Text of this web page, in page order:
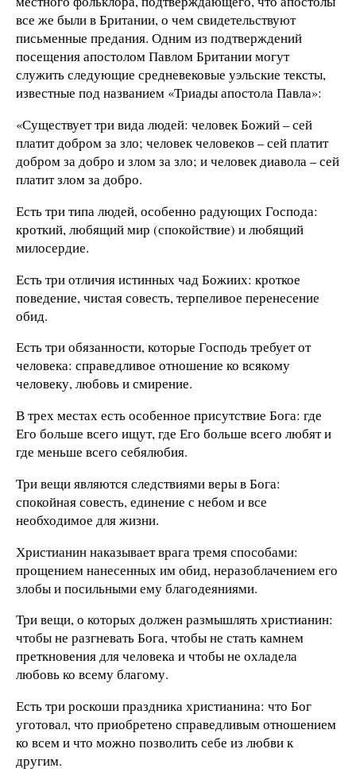
все же были в Британии, о чем свидетельствуют
письменные предания. Одним из подтверждений
посещения апостолом Павлом Британии могут
служить следующие средневековые уэльские тексты,
известные под названием «Триады апостола Павла»:
«Существует три вида людей: человек Божий – сей
платит добром за зло; человек человеков – сей платит
добром за добро и злом за зло; и человек диавола – сей
платит злом за добро.
Есть три типа людей, особенно радующих Господа:
кроткий, любящий мир (спокойствие) и любящий
милосердие.
Есть три отличия истинных чад Божиих: кроткое
поведение, чистая совесть, терпеливое перенесение
обид.
Есть три обязанности, которые Господь требует от
человека: справедливое отношение ко всякому
человеку, любовь и смирение.
В трех местах есть особенное присутствие Бога: где
Его больше всего ищут, где Его больше всего любят и
где меньше всего себялюбия.
Три вещи являются следствиями веры в Бога:
спокойная совесть, единение с небом и все
необходимое для жизни.
Христианин наказывает врага тремя способами:
прощением нанесенных им обид, неразоблачением его
злобы и посильными ему благодеяниями.
Три вещи, о которых должен размышлять христианин:
чтобы не разгневать Бога, чтобы не стать камнем
преткновения для человека и чтобы не охладела
любовь ко всему благому.
Есть три роскоши праздника христианина: что Бог
уготовал, что приобретено справедливым отношением
ко всем и что можно позволить себе из любви к
другим.